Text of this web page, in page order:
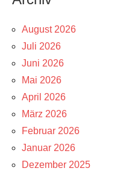
August 2026
Juli 2026
Juni 2026
Mai 2026
April 2026
März 2026
Februar 2026
Januar 2026
Dezember 2025